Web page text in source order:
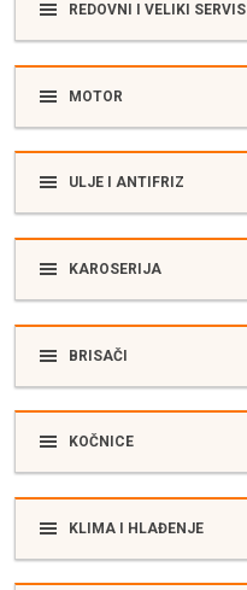
REDOVNI I VELIKI SERVIS
MOTOR
ULJE I ANTIFRIZ
KAROSERIJA
BRISAČI
KOČNICE
KLIMA I HLAĐENJE